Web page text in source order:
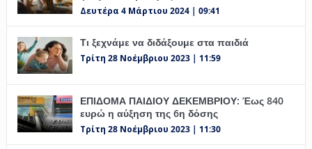
Δευτέρα 4 Μάρτιου 2024 | 09:41
Τι ξεχνάμε να διδάξουμε στα παιδιά
Τρίτη 28 Νοέμβριου 2023 | 11:59
ΕΠΙΔΟΜΑ ΠΑΙΔΙΟΥ ΔΕΚΕΜΒΡΙΟΥ: Έως 840
ευρώ η αύξηση της 6η δόσης
Τρίτη 28 Νοέμβριου 2023 | 11:30